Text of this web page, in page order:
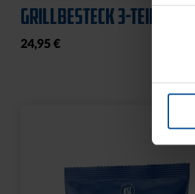
GRILLBESTECK 3-TEILIG
24,95 €